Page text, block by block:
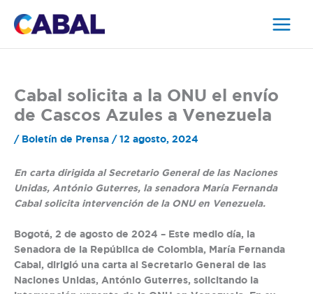
Cabal solicita a la ONU el envío
de Cascos Azules a Venezuela
/ Boletín de Prensa / 12 agosto, 2024
En carta dirigida al Secretario General de las Naciones
Unidas, António Guterres, la senadora María Fernanda
Cabal solicita intervención de la ONU en Venezuela.
Bogotá, 2 de agosto de 2024 – Este medio día, la
Senadora de la República de Colombia, María Fernanda
Cabal, dirigió una carta al Secretario General de las
Naciones Unidas, António Guterres, solicitando la